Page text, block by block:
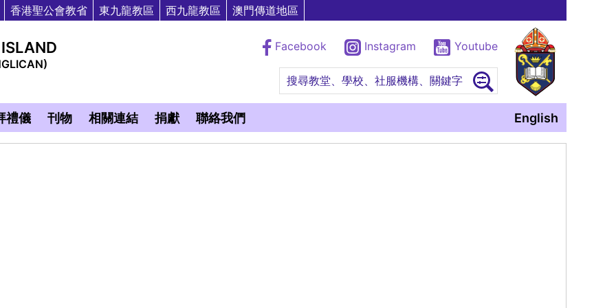
香港聖公會教省 東九龍教區 西九龍教區 澳門傳道地區
Facebook Instagram Youtube
搜尋教堂、學校、社服機構、關鍵字
禮儀 刊物 相關連結 捐獻 聯絡我們 English